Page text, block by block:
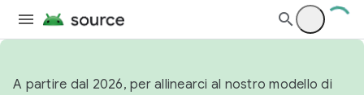
A partire dal 2026, per allinearci al nostro modello di